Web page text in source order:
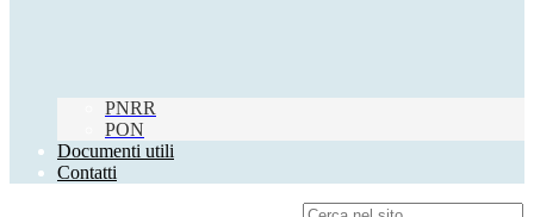
PNRR
PON
Documenti utili
Contatti